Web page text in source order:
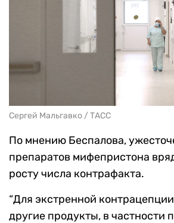
Сергей Мальгавко / ТАСС
По мнению Беспалова,
препаратов мифепристона
росту числа контрафакта.
“Для экстренной
другие продукты, в частности